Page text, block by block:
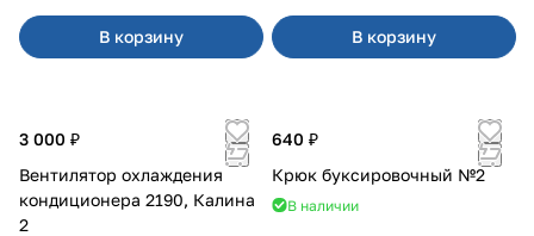
В корзину В корзину
3 000 ₽
Вентилятор охлаждения
кондиционера 2190, Калина
2
640 ₽
Крюк буксировочный №2
В наличии